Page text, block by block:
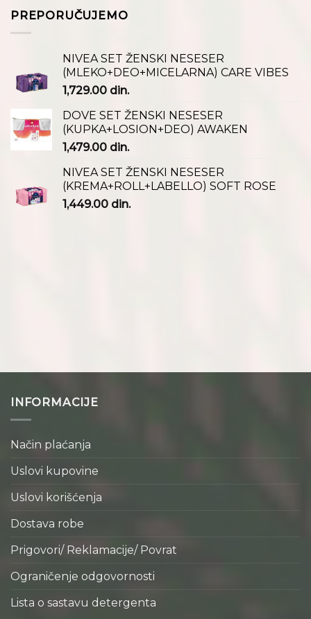
PREPORUČUJEMO
NIVEA SET ŽENSKI NESESER
(MLEKO+DEO+MICELARNA) CARE VIBES
1,729.00 din.
DOVE SET ŽENSKI NESESER
(KUPKA+LOSION+DEO) AWAKEN
1,479.00 din.
NIVEA SET ŽENSKI NESESER
(KREMA+ROLL+LABELLO) SOFT ROSE
1,449.00 din.
INFORMACIJE
Način plaćanja
Uslovi kupovine
Uslovi korišćenja
Dostava robe
Prigovori/ Reklamacije/ Povrat
Ograničenje odgovornosti
Lista o sastavu detergenta